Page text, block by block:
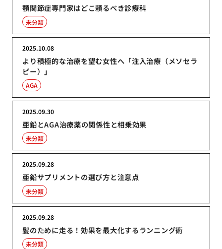
顎関節症専門家はどこ頼るべき診療科
未分類
より積極的な治療を望む女性へ「注入治療（メソセラ
ピー）」
2025.10.08
AGA
亜鉛とAGA治療薬の関係性と相乗効果
2025.09.30
未分類
亜鉛サプリメントの選び方と注意点
2025.09.28
未分類
髪のために走る！効果を最大化するランニング術
2025.09.28
未分類